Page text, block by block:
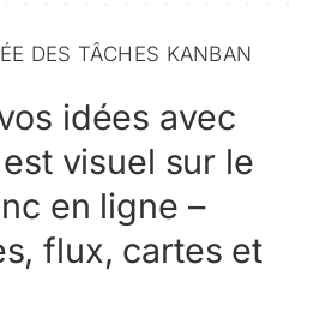
DES TÂCHES KANBAN
idées avec
visuel sur le
en ligne –
flux, cartes et